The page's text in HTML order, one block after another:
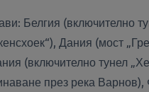
Белгия (включително
Дания (мост
(включително тунел
през река Варнов),